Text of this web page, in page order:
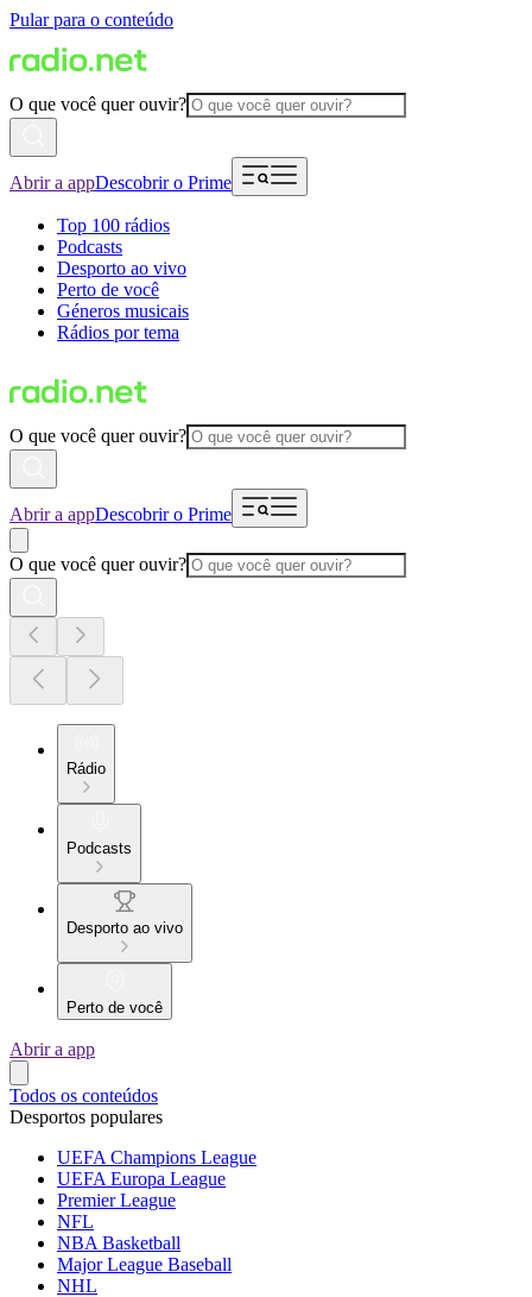
Pular para o conteúdo
O que você quer ouvir?
Abrir a appDescobrir o Prime
Top 100 rádios
Podcasts
Desporto ao vivo
Perto de você
Géneros musicais
Rádios por tema
O que você quer ouvir?
Abrir a appDescobrir o Prime
O que você quer ouvir?
Rádio
Podcasts
Desporto ao vivo
Perto de você
Abrir a app
Todos os conteúdos
Desportos populares
UEFA Champions League
UEFA Europa League
Premier League
NFL
NBA Basketball
Major League Baseball
NHL